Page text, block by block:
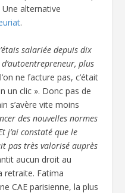
alternative
.
salariée depuis dix
plus
ne facture pas, c’était
un clic ». Donc pas de
s’avère vite moins
des nouvelles normes
j’ai constaté que le
pas très valorisé auprès
aucun droit au
retraite. Fatima
CAE parisienne, la plus